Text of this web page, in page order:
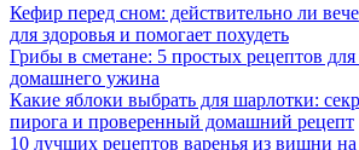
Кефир перед сном: действительно ли
для здоровья и помогает похудеть
Грибы в сметане: 5 простых рецептов для
домашнего ужина
Какие яблоки выбрать для шарлотки:
пирога и проверенный домашний рецепт
10 лучших рецептов варенья из вишни